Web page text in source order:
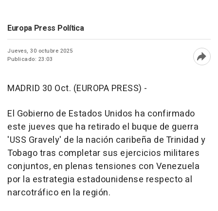
Europa Press Política
Jueves, 30 octubre 2025
Publicado: 23:03
MADRID 30 Oct. (EUROPA PRESS) -
El Gobierno de Estados Unidos ha confirmado
este jueves que ha retirado el buque de guerra
'USS Gravely' de la nación caribeña de Trinidad y
Tobago tras completar sus ejercicios militares
conjuntos, en plenas tensiones con Venezuela
por la estrategia estadounidense respecto al
narcotráfico en la región.